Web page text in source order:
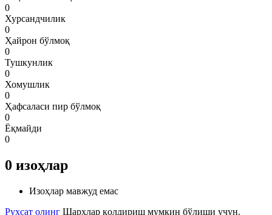
0
Хурсандчилик
0
Ҳайрон бўлмоқ
0
Тушкунлик
0
Хомушлик
0
Ҳафсаласи пир бўлмоқ
0
Ёқмайди
0
0 изоҳлар
Изоҳлар мавжуд емас
Рухсат олинг Шарҳлар қолдириш мумкин бўлиши учун.